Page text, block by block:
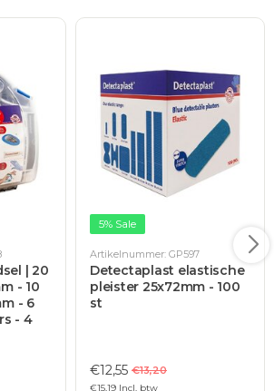
| 20
- 10
- 6
- 4
5% Sale
Artikelnummer: GP597
Detectaplast elastische
pleister 25x72mm - 100
st
€12,55 €13,20
€15,19 Incl. btw